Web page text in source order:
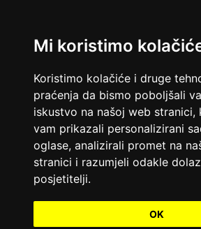
Mi koristimo
Koristimo kolačiće i druge
praćenja da bismo poboljšali
iskustvo na našoj web stranici,
vam prikazali personalizirani
oglase, analizirali promet na
stranici i razumjeli odakle
posjetitelji.
OK